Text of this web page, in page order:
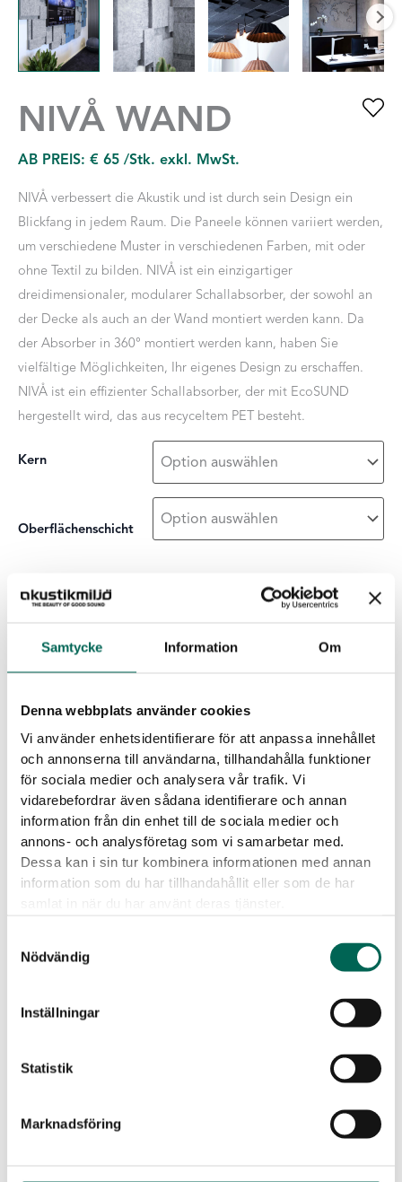
Samtycke Information Om
Denna webbplats använder cookies
Vi använder enhetsidentifierare för att anpassa innehållet
och annonserna till användarna, tillhandahålla funktioner
för sociala medier och analysera vår trafik. Vi
vidarebefordrar även sådana identifierare och annan
information från din enhet till de sociala medier och
annons- och analysföretag som vi samarbetar med.
Dessa kan i sin tur kombinera informationen med annan
information som du har tillhandahållit eller som de har
Nödvändig
Inställningar
Statistik
Marknadsföring
NIVÅ WAND
AB PREIS: € 65 /Stk. exkl. MwSt.
NIVÅ verbessert die Akustik und ist durch sein Design ein
Blickfang in jedem Raum. Die Paneele können variiert werden,
um verschiedene Muster in verschiedenen Farben, mit oder
ohne Textil zu bilden. NIVÅ ist ein einzigartiger
dreidimensionaler, modularer Schallabsorber, der sowohl an
der Decke als auch an der Wand montiert werden kann. Da
der Absorber in 360° montiert werden kann, haben Sie
vielfältige Möglichkeiten, Ihr eigenes Design zu erschaffen.
NIVÅ ist ein effizienter Schallabsorber, der mit EcoSUND
hergestellt wird, das aus recyceltem PET besteht.
Kern
Oberflächenschicht
-
Nivå
ZUR LISTE HINZUFÜGEN
Messen: 593×593 mm
Eigenschaften von EcoSund
Keine Emissionen:
EcoSUND wird aus recyceltem PET
hergestellt.
Keine gefährlichen Chemikalien: EcoSUND gibt keine Fasern
ab, die jucken oder reizen.
EcoSUND wird aus recyceltem PET hergestellt.
Produktdatenblatt